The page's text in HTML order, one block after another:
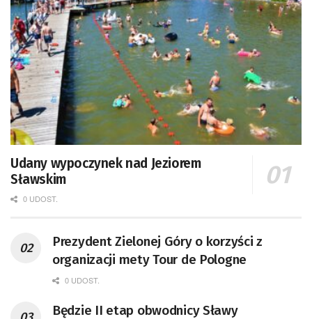
Udany wypoczynek nad Jeziorem
Sławskim
0 UDOST.
Prezydent Zielonej Góry o korzyści z
organizacji mety Tour de Pologne
0 UDOST.
Będzie II etap obwodnicy Sławy